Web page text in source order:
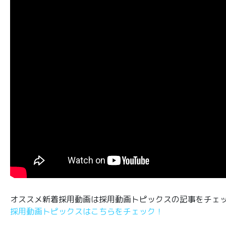
オススメ新着採用動画は採用動画トピックスの記事をチェ
採用動画トピックスはこちらをチェック！